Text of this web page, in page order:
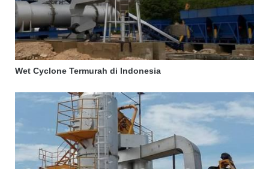
Wet Cyclone Termurah di Indonesia